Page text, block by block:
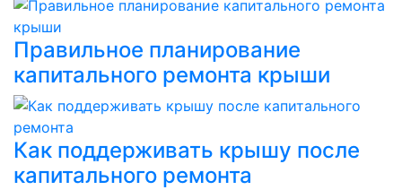
Правильное планирование
капитального ремонта крыши
Как поддерживать крышу после
капитального ремонта